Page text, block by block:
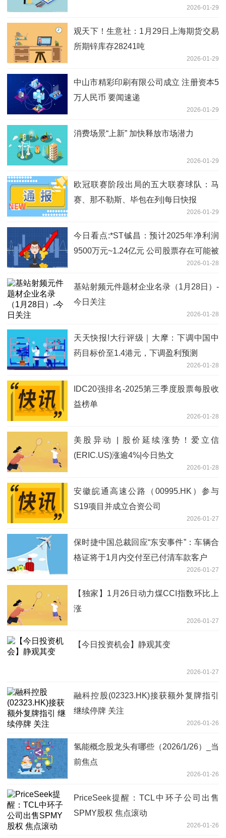
2026-01-29
观天下！生意社：1月29日上海期货交易
所期锌库存28241吨
2026-01-29
中山市精彩印刷有限公司成立 注册资本5
万人民币 要闻速递
2026-01-29
消费场景“上新” 加快释放市场潜力
2026-01-29
欧冠联赛阶段出局的五大联赛球队：马
赛、那不勒斯、毕包在列|每日快报
2026-01-29
今日看点:*ST铖昌：预计2025年净利润
9500万元~1.24亿元 公司股票存在可能被
2026-01-28
基站射频元件题材企业名录（1月28日）-
今日关注
2026-01-28
天天快报!大行评级｜大摩：下调中国中
药目标价至1.4港元，下调盈利预测
2026-01-28
IDC20强排名-2025第三季度股票每股收
益榜单
2026-01-28
美股异动 | 股价延续涨势！爱立信
(ERIC.US)涨逾4%|今日热文
2026-01-28
安徽皖通高速公路（00995.HK）参与
S19项目并成立合资公司
2026-01-27
保时捷中国总裁回应“东安事件”：车辆合
格证将于1月内交付至已付清车款客户
2026-01-27
【独家】1月26日动力煤CCI指数环比上
涨
2026-01-27
【今日投资机会】静观其变
2026-01-27
融科控股(02323.HK)接获额外复牌指引
继续停牌 关注
2026-01-26
氢能概念股龙头有哪些（2026/1/26）_当
前焦点
2026-01-26
PriceSeek提醒：TCL中环子公司出售
SPMY股权 焦点滚动
2026-01-26